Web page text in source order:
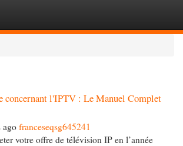
concernant l'IPTV : Le Manuel Complet
agofranceseqsg645241
votre offre de télévision IP en l’année